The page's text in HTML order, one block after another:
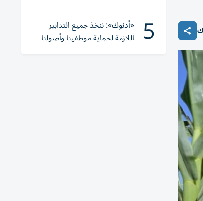
يقترب من هذا الرقم
5 «أدنوك»: نتخذ جميع التدابير
اللازمة لحماية موظفينا وأصولنا